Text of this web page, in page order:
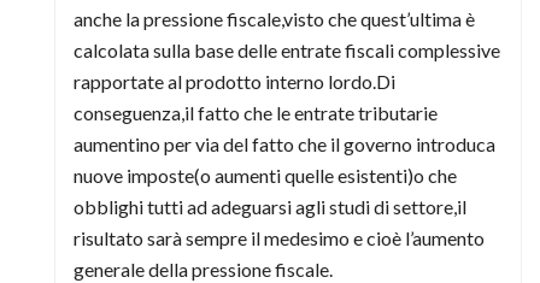
anche la pressione fiscale,visto che quest’ultima è
calcolata sulla base delle entrate fiscali complessive
rapportate al prodotto interno lordo.Di
conseguenza,il fatto che le entrate tributarie
aumentino per via del fatto che il governo introduca
nuove imposte(o aumenti quelle esistenti)o che
obblighi tutti ad adeguarsi agli studi di settore,il
risultato sarà sempre il medesimo e cioè l’aumento
generale della pressione fiscale.